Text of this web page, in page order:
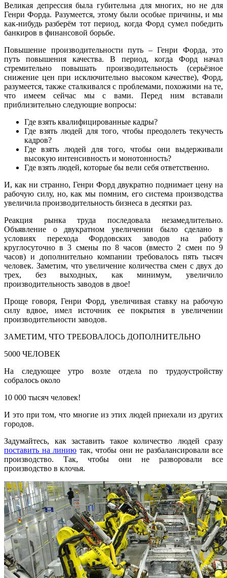
Великая депрессия была губительна для многих, но не для
Генри Форда. Разумеется, этому были особые причины, и мы
как-нибудь разберём тот период, когда Форд сумел победить
банкиров в финансовой борьбе.
Повышение производительности путь – Генри Форда, это
путь повышения качества. В период, когда Форд начал
стремительно повышать производительность (серьёзное
снижение цен при исключительно высоком качестве), Форд,
разумеется, также сталкивался с проблемами, похожими на те,
что имеем сейчас мы с вами. Перед ним вставали
приблизительно следующие вопросы:
Где взять квалифицированные кадры?
Где взять людей для того, чтобы преодолеть текучесть
кадров?
Где взять людей для того, чтобы они выдерживали
высокую интенсивность и монотонность?
Где взять людей, которые бы вели себя ответственно.
И, как ни странно, Генри Форд двукратно поднимает цену на
рабочую силу, но, как мы помним, его система производства
увеличила производительность бизнеса в десятки раз.
Реакция рынка труда последовала незамедлительно.
Объявление о двукратном увеличении было сделано в
условиях перехода Фордовских заводов на работу
круглосуточно в 3 смены по 8 часов (вместо 2 смен по 9
часов) и дополнительно компании требовалось пять тысяч
человек. Заметим, что увеличение количества смен с двух до
трех, без выходных, как минимум, увеличило
производительность заводов в двое!
Проще говоря, Генри Форд, увеличивая ставку на рабочую
силу вдвое, имел источник ее покрытия в увеличении
производительности заводов.
ЗАМЕТИМ, ЧТО ТРЕБОВАЛОСЬ ДОПОЛНИТЕЛЬНО
5000 ЧЕЛОВЕК
На следующее утро возле отдела по трудоустройству
собралось около
10 000 тысяч человек!
И это при том, что многие из этих людей приехали из других
городов.
Задумайтесь, как заставить такое количество людей сразу
поставить на линию так, чтобы они не разбалансировали все
производство. Так, чтобы они не разворовали все
производство в клочья.